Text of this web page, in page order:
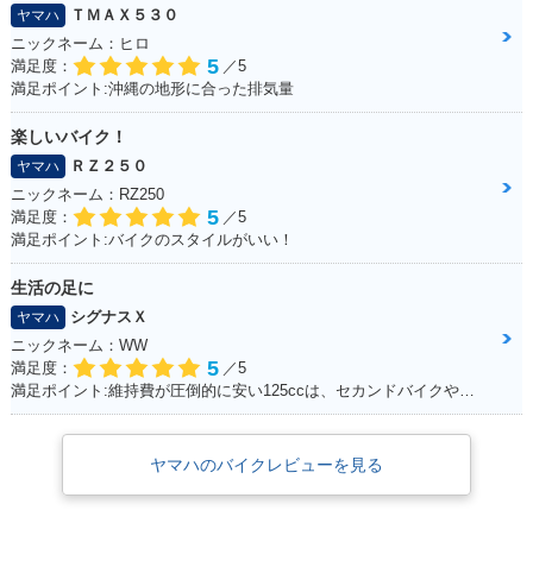
ヤマハ
ＴＭＡＸ５３０
ニックネーム：ヒロ
満足度：
5 ／5
満足ポイント:沖縄の地形に合った排気量
楽しいバイク！
ヤマハ
ＲＺ２５０
ニックネーム：RZ250
満足度：
5 ／5
満足ポイント:バイクのスタイルがいい！
生活の足に
ヤマハ
シグナスＸ
ニックネーム：WW
満足度：
5 ／5
満足ポイント:維持費が圧倒的に安い125ccは、セカンドバイクや通勤用としてオススメ。125ccスクーターの中でも、シグナスXの走行性能は力強く、普段の街乗りでは、力不足を感じる事はあまりない。 メットインも半ヘル2つなら余裕で入るので、収納性も抜群。
ヤマハのバイクレビューを見る